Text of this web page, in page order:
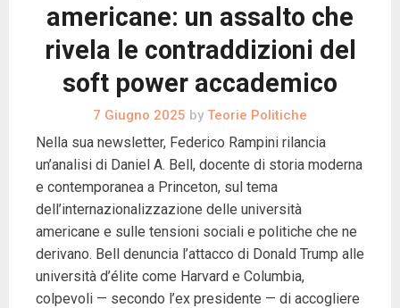
americane: un assalto che
rivela le contraddizioni del
soft power accademico
7 Giugno 2025 by Teorie Politiche
Nella sua newsletter, Federico Rampini rilancia
un’analisi di Daniel A. Bell, docente di storia moderna
e contemporanea a Princeton, sul tema
dell’internazionalizzazione delle università
americane e sulle tensioni sociali e politiche che ne
derivano. Bell denuncia l’attacco di Donald Trump alle
università d’élite come Harvard e Columbia,
colpevoli — secondo l’ex presidente — di accogliere